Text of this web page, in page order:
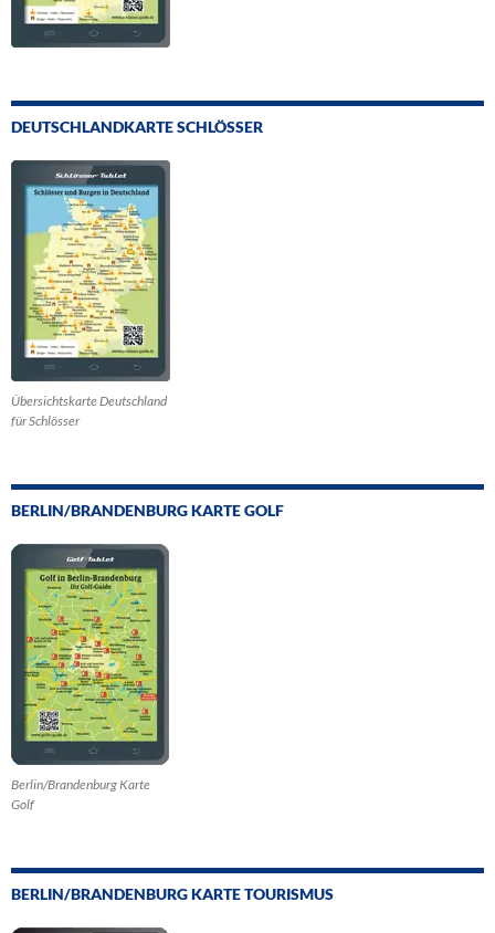
DEUTSCHLANDKARTE SCHLÖSSER
Übersichtskarte Deutschland
für Schlösser
BERLIN/BRANDENBURG KARTE GOLF
Berlin/Brandenburg Karte
Golf
BERLIN/BRANDENBURG KARTE TOURISMUS